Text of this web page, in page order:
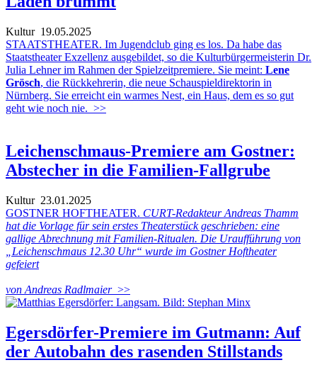
Kultur19.05.2025
STAATSTHEATER. Im Jugendclub ging es los. Da habe das
Staatstheater Exzellenz ausgebildet, so die Kulturbürgermeisterin Dr.
Julia Lehner im Rahmen der Spielzeitpremiere. Sie meint: Lene
Grösch, die Rückkehrerin, die neue Schauspieldirektorin in
Nürnberg. Sie erreicht ein warmes Nest, ein Haus, dem es so gut
geht wie noch nie. >>
Leichenschmaus-Premiere am Gostner:
Abstecher in die Familien-Fallgrube
Kultur23.01.2025
GOSTNER HOFTHEATER. CURT-Redakteur Andreas Thamm
hat die Vorlage für sein erstes Theaterstück geschrieben: eine
gallige Abrechnung mit Familien-Ritualen. Die Uraufführung von
„Leichenschmaus 12.30 Uhr“ wurde im Gostner Hoftheater
gefeiert
von Andreas Radlmaier>>
Egersdörfer-Premiere im Gutmann: Auf
der Autobahn des rasenden Stillstands